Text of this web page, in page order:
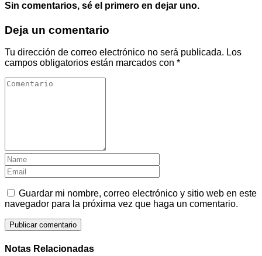
Sin comentarios, sé el primero en dejar uno.
Deja un comentario
Tu dirección de correo electrónico no será publicada. Los
campos obligatorios están marcados con *
Guardar mi nombre, correo electrónico y sitio web en este
navegador para la próxima vez que haga un comentario.
Notas Relacionadas